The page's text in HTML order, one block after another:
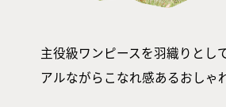
主役級ワンピースを羽織りとし
アルながらこなれ感あるおしゃ